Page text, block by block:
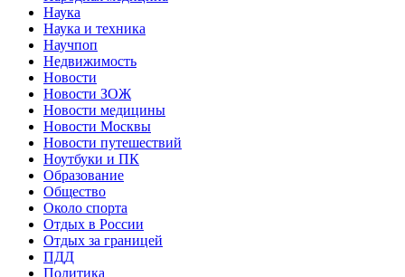
Наука
Наука и техника
Научпоп
Недвижимость
Новости
Новости ЗОЖ
Новости медицины
Новости Москвы
Новости путешествий
Ноутбуки и ПК
Образование
Общество
Около спорта
Отдых в России
Отдых за границей
ПДД
Политика